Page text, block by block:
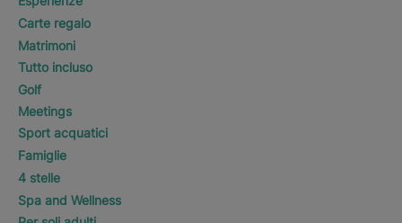
Carte regalo
Matrimoni
Tutto incluso
Golf
Meetings
Sport acquatici
Famiglie
4 stelle
Spa and Wellness